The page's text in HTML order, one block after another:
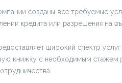
созданы все требуемые
кредита или разрешения на
широкий спектр
книжку с необходимым стажем